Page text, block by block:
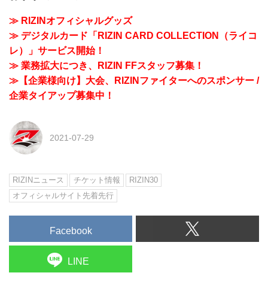
≫ RIZINオフィシャルグッズ
≫ デジタルカード「RIZIN CARD COLLECTION（ライコ
レ）」サービス開始！
≫ 業務拡大につき、RIZIN FFスタッフ募集！
≫【企業様向け】大会、RIZINファイターへのスポンサー /
企業タイアップ募集中！
2021-07-29
RIZINニュース チケット情報
RIZIN30
オフィシャルサイト先着先行
Facebook
LINE